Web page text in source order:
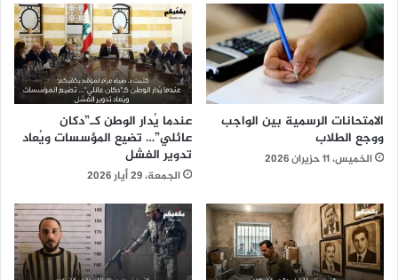
الامتحانات الرسمية بين الواجب
ووجع الطلاب
الخميس، 11 حزيران 2026
عندما يُدار الوطن كـ”دكان
عائلي”… تضيع المؤسسات ويُعاد
تدوير الفشل
الجمعة، 29 أيار 2026